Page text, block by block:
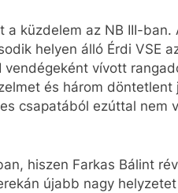
küzdelem az NB III-
helyen álló Érdi VSE
vendégeként vívott
és három
csapatából ezúttal nem
hiszen Farkas Bálint
újabb nagy